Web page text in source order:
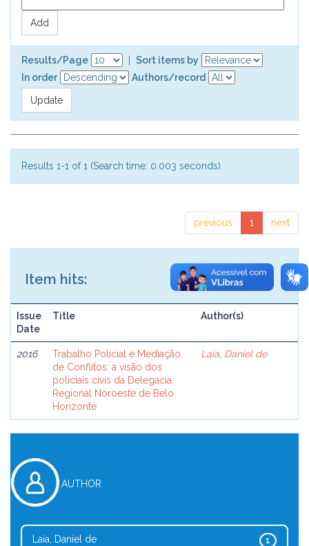
Results/Page
Sort items by
In order
Authors/record
Results 1-1 of 1 (Search time: 0.003 seconds).
previous 1 next
Item hits:
Issue
Date
Title Author(s)
2016
Trabalho Policial e Mediação
de Conflitos: a visão dos
policiais civis da Delegacia
Regional Noroeste de Belo
Horizonte
Laia, Daniel de
AUTHOR
1
Laia, Daniel de